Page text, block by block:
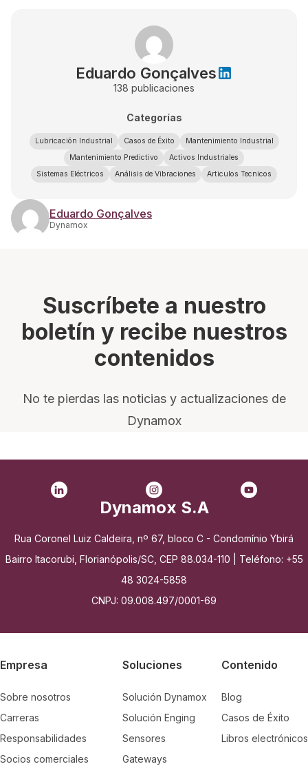
Eduardo Gonçalves
138 publicaciones
Categorías
Lubricación Industrial Casos de Éxito
Mantenimiento Industrial
Mantenimiento Predictivo
Activos Industriales
Sistemas Eléctricos
Análisis de Vibraciones Articulos Tecnicos
Eduardo Gonçalves
Dynamox
Suscríbete a nuestro
boletín y recibe nuestros
contenidos
No te pierdas las noticias y actualizaciones de
Dynamox
Dynamox S.A
Rua Coronel Luiz Caldeira, nº 67, bloco C - Condomínio Ybirá
Bairro Itacorubi, Florianópolis/SC, CEP 88.034-110 | Teléfono: +55
48 3024-5858
CNPJ: 09.008.497/0001-69
Empresa
Sobre nosotros
Carreras
Responsabilidades
Socios comerciales
Soluciones
Solución Dynamox
Solución Enging
Sensores
Gateways
Contenido
Blog
Casos de Éxito
Libros electrónicos